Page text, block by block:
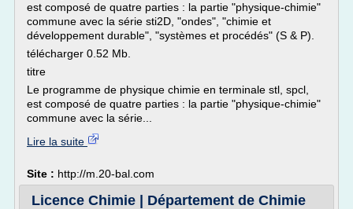
est composé de quatre parties : la partie "physique-chimie"
commune avec la série sti2D, "ondes", "chimie et
développement durable", "systèmes et procédés" (S & P).
télécharger 0.52 Mb.
titre
Le programme de physique chimie en terminale stl, spcl,
est composé de quatre parties : la partie "physique-chimie"
commune avec la série...
Lire la suite
Site : http://m.20-bal.com
Licence Chimie | Département de Chimie